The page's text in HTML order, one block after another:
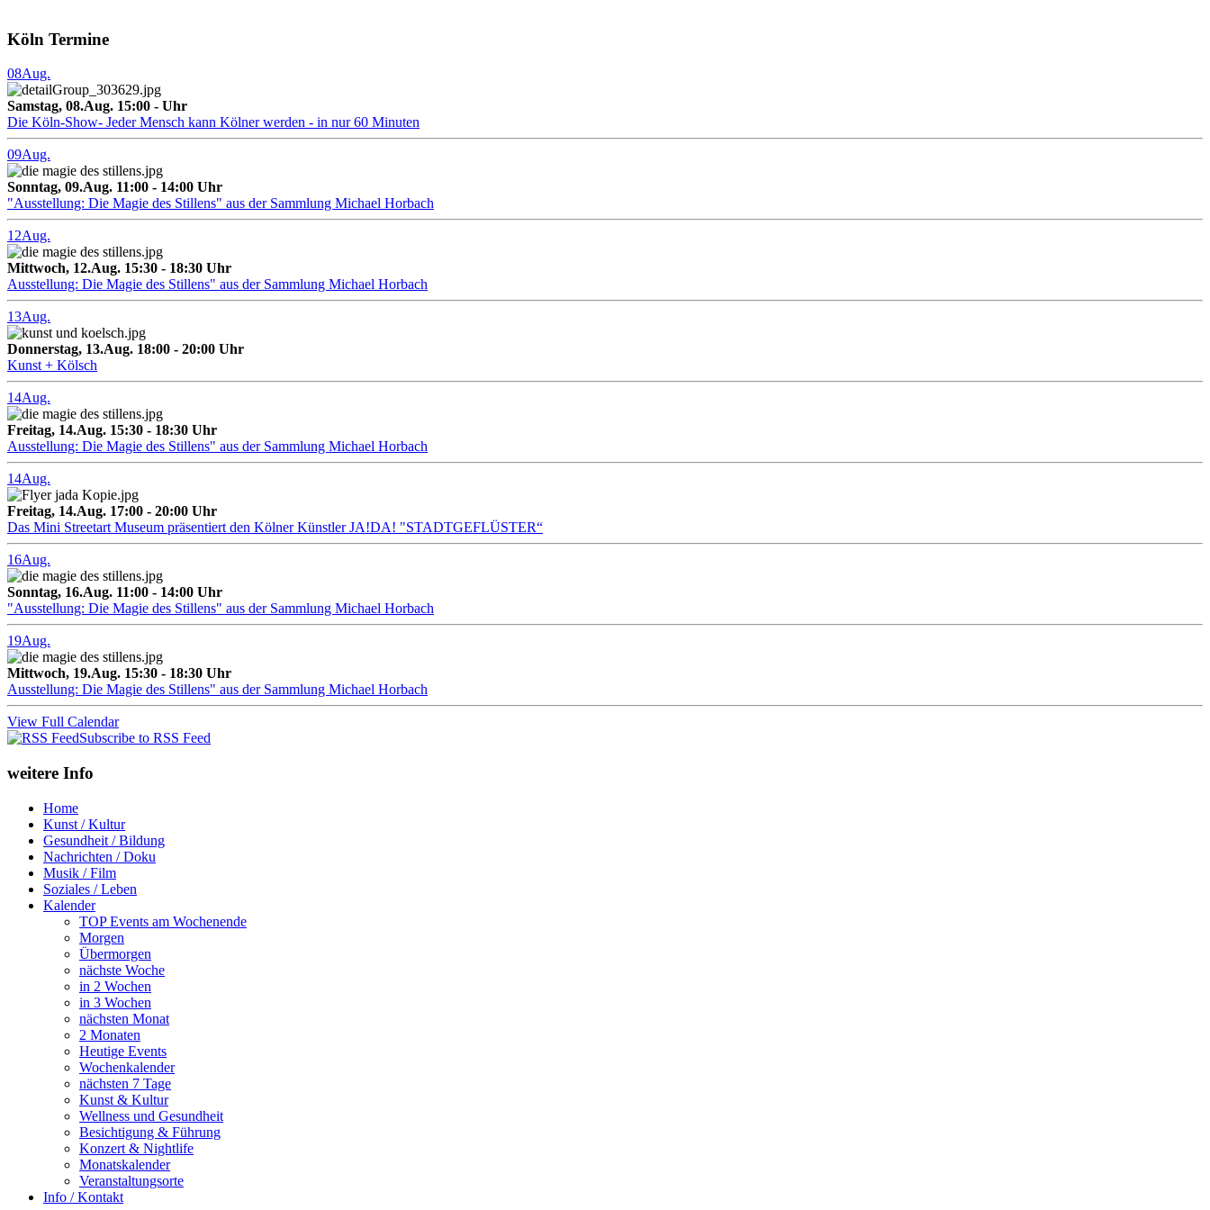
Köln Termine
08Aug.
Samstag, 08.Aug. 15:00 - Uhr
Die Köln-Show- Jeder Mensch kann Kölner werden - in nur 60 Minuten
09Aug.
Sonntag, 09.Aug. 11:00 - 14:00 Uhr
"Ausstellung: Die Magie des Stillens" aus der Sammlung Michael Horbach
12Aug.
Mittwoch, 12.Aug. 15:30 - 18:30 Uhr
Ausstellung: Die Magie des Stillens" aus der Sammlung Michael Horbach
13Aug.
Donnerstag, 13.Aug. 18:00 - 20:00 Uhr
Kunst + Kölsch
14Aug.
Freitag, 14.Aug. 15:30 - 18:30 Uhr
Ausstellung: Die Magie des Stillens" aus der Sammlung Michael Horbach
14Aug.
Freitag, 14.Aug. 17:00 - 20:00 Uhr
Das Mini Streetart Museum präsentiert den Kölner Künstler JA!DA! "STADTGEFLÜSTER“
16Aug.
Sonntag, 16.Aug. 11:00 - 14:00 Uhr
"Ausstellung: Die Magie des Stillens" aus der Sammlung Michael Horbach
19Aug.
Mittwoch, 19.Aug. 15:30 - 18:30 Uhr
Ausstellung: Die Magie des Stillens" aus der Sammlung Michael Horbach
View Full Calendar
Subscribe to RSS Feed
weitere Info
Home
Kunst / Kultur
Gesundheit / Bildung
Nachrichten / Doku
Musik / Film
Soziales / Leben
Kalender
TOP Events am Wochenende
Morgen
Übermorgen
nächste Woche
in 2 Wochen
in 3 Wochen
nächsten Monat
2 Monaten
Heutige Events
Wochenkalender
nächsten 7 Tage
Kunst & Kultur
Wellness und Gesundheit
Besichtigung & Führung
Konzert & Nightlife
Monatskalender
Veranstaltungsorte
Info / Kontakt